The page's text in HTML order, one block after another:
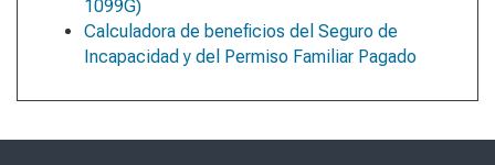
1099G)
Calculadora de beneficios del Seguro de
Incapacidad y del Permiso Familiar Pagado